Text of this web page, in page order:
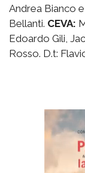
Andrea Bianco
Bellanti. CEVA:
Edoardo Gili,
Rosso. D.t: